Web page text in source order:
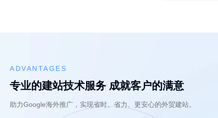
ADVANTAGES
专业的建站技术服务 成就客户的满意
助力Google海外推广，实现省时、省力、更安心的外贸建站。